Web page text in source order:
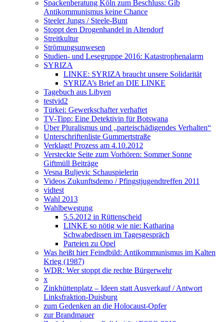
Spackenberatung Köln zum Beschluss: Gib
Antikommunismus keine Chance
Steeler Jungs / Steele-Bunt
Stoppt den Drogenhandel in Altendorf
Streitkultur
Strömungsunwesen
Studien- und Lesegruppe 2016: Katastrophenalarm
SYRIZA
LINKE: SYRIZA braucht unsere Solidarität
SYRIZA’s Brief an DIE LINKE
Tagebuch aus Libyen
testvid2
Türkei: Gewerkschafter verhaftet
TV-Tipp: Eine Detektivin für Botswana
Über Pluralismus und „parteischädigendes Verhalten“
Unterschriftenliste Gummertstraße
Verklagt! Prozess am 4.10.2012
Versteckte Seite zum Vorhören: Sommer Sonne
Giftmüll Beiträge
Vesna Buljevic Schauspielerin
Videos Zukunftsdemo / Pfingstjugendtreffen 2011
vidtest
Wahl 2013
Wahlbewegung
5.5.2012 in Rüttenscheid
LINKE so nötig wie nie: Katharina
Schwabedissen im Tagesgespräch
Parteien zu Opel
Was heißt hier Feindbild: Antikommunismus im Kalten
Krieg (1987)
WDR: Wer stoppt die rechte Bürgerwehr
x
Zinkhüttenplatz – Ideen statt Ausverkauf / Antwort
Linksfraktion-Duisburg
zum Gedenken an die Holocaust-Opfer
zur Brandmauer